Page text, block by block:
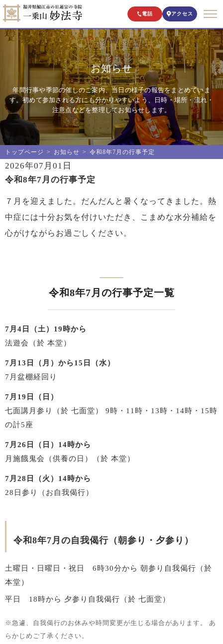
電話 アクセス
お知らせ
年間行事や季節の催しのご案内、当日の様子の報告をまとめていま
す。初めて参加される方にも分かりやすいよう、日時・場所・流れ・
注意点などを整理してお知らせします。
トップページ お知らせ 令和8年7月の行事予定
2026年07月01日
令和8年7月の行事予定
７月を迎えました。だんだんと暑くなってきました。熱
中症には十分お気を付けいただき、こまめな水分補給を
心がけながらお過ごしください。
令和8年7月の行事予定一覧
7月4日（土）19時から
法遊会（於 本堂）
7月13日（月）から15日（水）
7月盆棚経回り
7月19日（日）
七面講月参り（於 七面堂）
9時・11時・13時・14時・15時
の計5座
7月26日（日）14時から
月施餓鬼会（供養の日）（於 本堂）
7月28日（火）14時から
28日参り（お自我偈行）
令和8年7月の自我偈行（朝参り・夕参り）
土曜日・日曜日・祝日 6時30分から 朝参り自我偈行（於
本堂）
平日 18時から 夕参り自我偈行（於 七面堂）
※急遽、自我偈行のお休みや時間変更が生じる場合があります。
あ
らかじめご了承ください。